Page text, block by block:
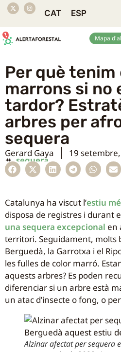
CAT ESP
Mapa
Per què tenim
marrons si no
tardor?
arbres per
sequera
Gerard Gaya 19
sequera
Catalunya ha viscut l’estiu
disposa de registres i durant
una sequera excepcional en
territori. Seguidament, molts
Berguedà, la Garrotxa i el
les fulles de color marró.
aquests arbres? Es poden
diferenciar si un arbre està
un atac d’insecte o fong, o
Alzinar afectat per sequera